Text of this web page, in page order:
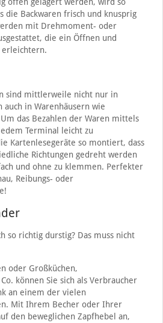
offen gelagert werden, wird so
die Backwaren frisch und knusprig
mit Drehmoment- oder
die ein Öffnen und
erleichtern.
sind mittlerweile nicht nur in
in Warenhäusern wie
das Bezahlen der Waren mittels
Terminal leicht zu
Kartenlesegeräte so montiert, dass
Richtungen gedreht werden
und ohne zu klemmen. Perfekter
Reibungs- oder
so richtig durstig? Das muss nicht
oder Großküchen,
können Sie sich als Verbraucher
an einem der vielen
Mit Ihrem Becher oder Ihrer
den beweglichen Zapfhebel an,